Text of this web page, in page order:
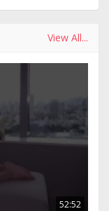
View All...
52:52